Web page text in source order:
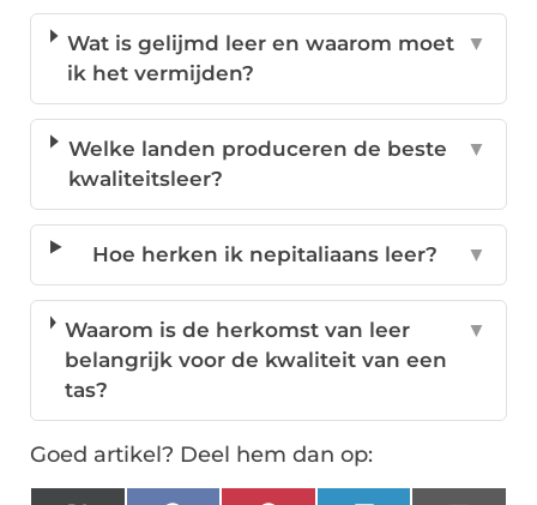
Wat is gelijmd leer en waarom moet
ik het vermijden?
▼
Welke landen produceren de beste
kwaliteitsleer?
▼
Hoe herken ik nepitaliaans leer? ▼
Waarom is de herkomst van leer
belangrijk voor de kwaliteit van een
tas?
▼
Goed artikel? Deel hem dan op: